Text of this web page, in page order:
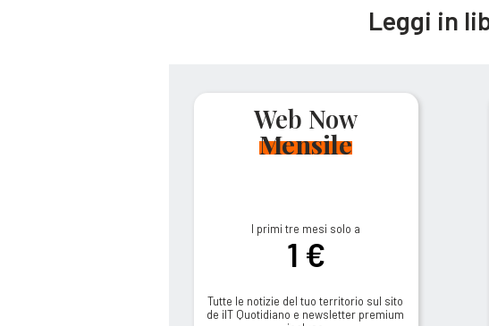
Leggi in
Web Now
Mensile
I primi tre mesi solo a
1 €
Tutte le notizie del tuo territorio sul sito
de ilT Quotidiano e newsletter premium